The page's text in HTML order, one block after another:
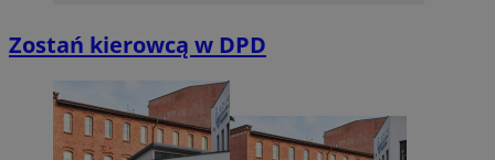
Zostań kierowcą w DPD